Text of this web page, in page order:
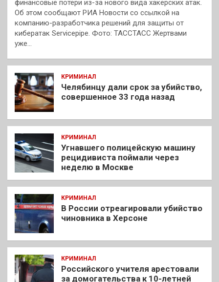
финансовые потери из-за нового вида хакерских атак.
Об этом сообщают РИА Новости со ссылкой на
компанию-разработчика решений для защиты от
кибератак Servicepipe. Фото: ТАССТАСС Жертвами
уже…
КРИМИНАЛ
Челябинцу дали срок за убийство,
совершенное 33 года назад
КРИМИНАЛ
Угнавшего полицейскую машину
рецидивиста поймали через
неделю в Москве
КРИМИНАЛ
В России отреагировали убийство
чиновника в Херсоне
КРИМИНАЛ
Российского учителя арестовали
за домогательства к 10-летней